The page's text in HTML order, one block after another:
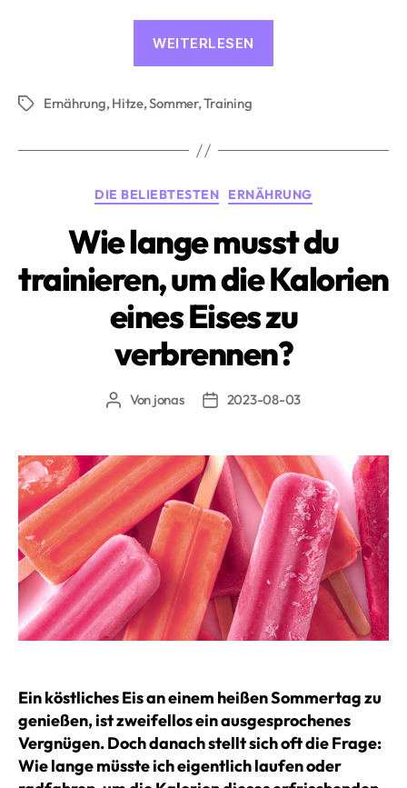
WEITERLESEN
heissen
Schlagwörter
Ernährung,Hitze,Sommer,Training
Kategorien
DIE BELIEBTESTEN ERNÄHRUNG
Wie lange musst du
trainieren, um die Kalorien
eines Eises zu
verbrennen?
Beitragsautor
Von jonas Beitragsdatum
2023-08-03
Ein köstliches Eis an einem heißen Sommertag zu
genießen, ist zweifellos ein ausgesprochenes
Vergnügen. Doch danach stellt sich oft die Frage:
Wie lange müsste ich eigentlich laufen oder